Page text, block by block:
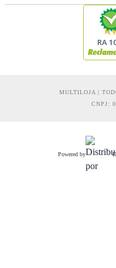
RA
MULTILOJA |
CNPJ:
Powered by